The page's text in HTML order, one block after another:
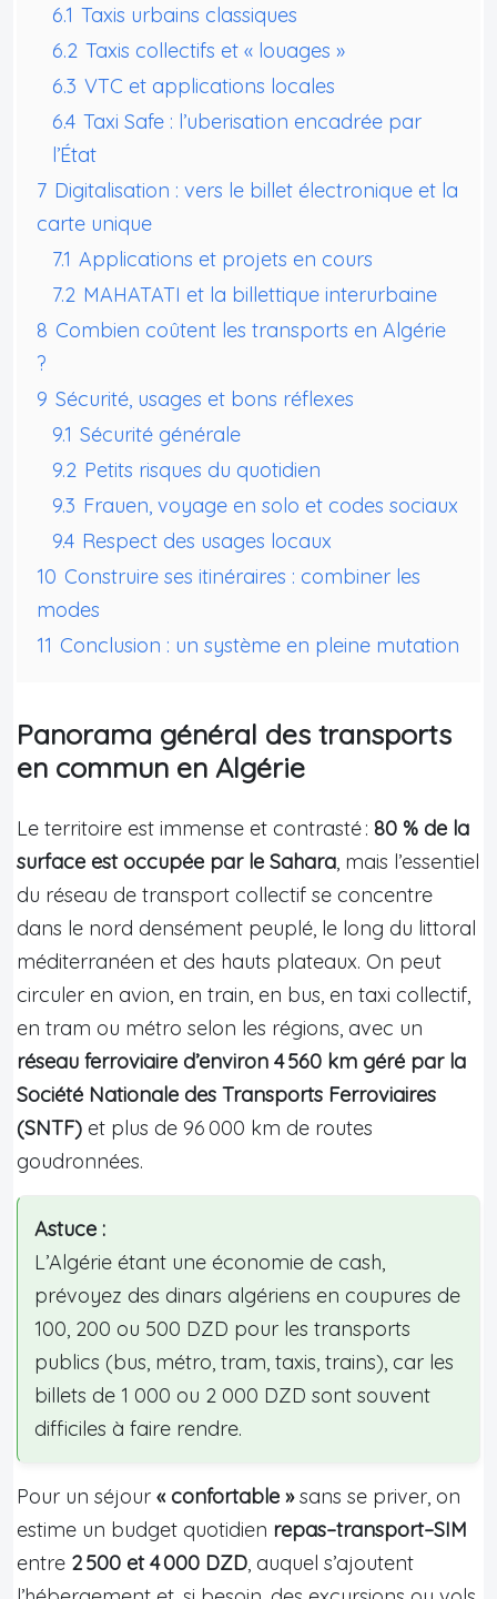
6.1 Taxis urbains classiques
6.2 Taxis collectifs et « louages »
6.3 VTC et applications locales
6.4 Taxi Safe : l’uberisation encadrée par
l’État
7 Digitalisation : vers le billet électronique et la
carte unique
7.1 Applications et projets en cours
7.2 MAHATATI et la billettique interurbaine
8 Combien coûtent les transports en Algérie
?
9 Sécurité, usages et bons réflexes
9.1 Sécurité générale
9.2 Petits risques du quotidien
9.3 Frauen, voyage en solo et codes sociaux
9.4 Respect des usages locaux
10 Construire ses itinéraires : combiner les
modes
11 Conclusion : un système en pleine mutation
Panorama général des transports
en commun en Algérie
Le territoire est immense et contrasté : 80 % de la
surface est occupée par le Sahara, mais l’essentiel
du réseau de transport collectif se concentre
dans le nord densément peuplé, le long du littoral
méditerranéen et des hauts plateaux. On peut
circuler en avion, en train, en bus, en taxi collectif,
en tram ou métro selon les régions, avec un
réseau ferroviaire d’environ 4 560 km géré par la
Société Nationale des Transports Ferroviaires
(SNTF) et plus de 96 000 km de routes
goudronnées.
Astuce :
L’Algérie étant une économie de cash,
prévoyez des dinars algériens en coupures de
100, 200 ou 500 DZD pour les transports
publics (bus, métro, tram, taxis, trains), car les
billets de 1 000 ou 2 000 DZD sont souvent
difficiles à faire rendre.
Pour un séjour « confortable »sans se priver, on
estime un budget quotidien repas–transport–SIM
entre 2 500 et 4 000 DZD, auquel s’ajoutent